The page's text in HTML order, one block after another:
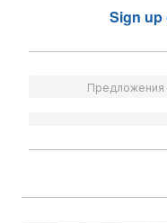
Sign up
Предложения